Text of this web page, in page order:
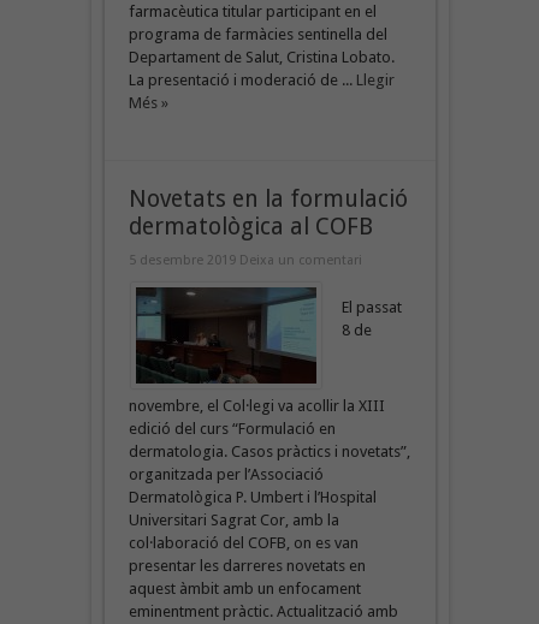
farmacèutica titular participant en el
programa de farmàcies sentinella del
Departament de Salut, Cristina Lobato.
La presentació i moderació de ... Llegir
Més »
Novetats en la formulació
dermatològica al COFB
5 desembre 2019 Deixa un comentari
El passat
8 de
novembre, el Col·legi va acollir la XIII
edició del curs “Formulació en
dermatologia. Casos pràctics i novetats”,
organitzada per l’Associació
Dermatològica P. Umbert i l’Hospital
Universitari Sagrat Cor, amb la
col·laboració del COFB, on es van
presentar les darreres novetats en
aquest àmbit amb un enfocament
eminentment pràctic. Actualització amb